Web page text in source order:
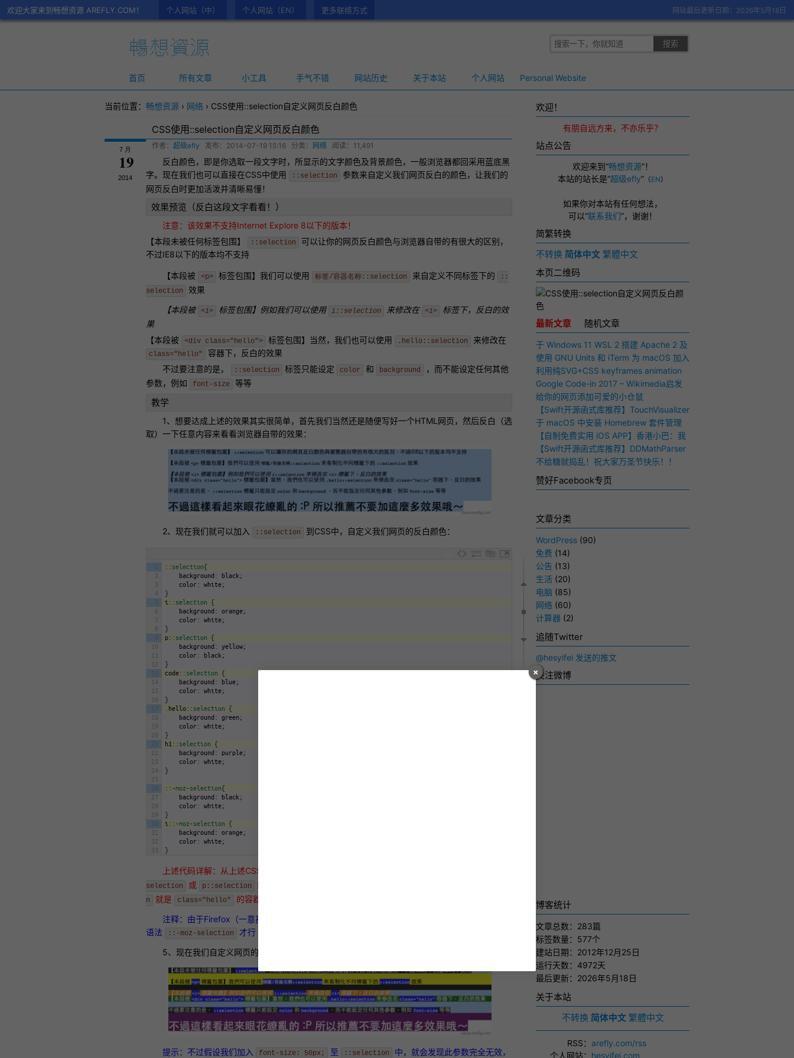
网站最后更新日期：2026年5月18日
欢迎大家来到畅想资源 AREFLY.COM！ 个人网站（中） 个人网站（EN） 更多联络方式
首页 所有文章 小工具 手气不错 网站历史 关于本站 个人网站 Personal Website
×
当前位置： 畅想资源 › 网络 › CSS使用::selection自定义网页反白颜色
CSS使用::selection自定义网页反白颜色
7 月
19
2014
作者： 超级efly 发布： 2014-07-19 15:16 分类： 网络 阅读：11,491
反白颜色，即是你选取一段文字时，所显示的文字颜色及背景颜色，一般浏览器都回采用蓝底黑
字。现在我们也可以直接在CSS中使用 ::selection 参数来自定义我们网页反白的颜色，让我们的
网页反白时更加活泼并清晰易懂！
效果预览（反白这段文字看看！）
注意：该效果不支持Internet Explore 8以下的版本！
【本段未被任何标签包围】
::selection
可以让你的网页反白颜色与浏览器自带的有很大的区别，
不过IE8以下的版本均不支持
【本段被 <p> 标签包围】我们可以使用 标签/容器名称::selection 来自定义不同标签下的
::
selection
效果
【本段被 <i> 标签包围】例如我们可以使用 i::selection 来修改在 <i>
标签下，反白的效
果
【本段被
<div class="hello"> 标签包围】当然，我们也可以使用 .hello::selection 来修改在
class="hello"
容器下，反白的效果
不过要注意的是，
::selection 标签只能设定 color 和 background
，而不能设定任何其他
参数，例如
font-size 等等
教学
1、想要达成上述的效果其实很简单，首先我们当然还是随便写好一个HTML网页，然后反白（选
取）一下任意内容来看看浏览器自带的效果：
2、现在我们就可以加入 ::selection 到CSS中，自定义我们网页的反白颜色：
2
3
4
5
6
7
8
9
10
12
13
14
15
16
17
18
19
20
21
22
23
24
25
26
27
28
29
30
31
32
33
37
38
39
42
: : selection{
background : black ;
color : white;
}
i : : selection
{
background : orange;
color : white;
}
p: : selection
{
background : yellow;
color : black ;
}
code: : selection
{
background : blue;
color : white;
}
hello: : selection
{
background : green ;
color : white;
}
h1 : : selection
{
background : purple;
color : white;
}
: : -moz-selection{
background : black ;
color : white;
}
i : : -moz-selection
{
background : orange;
color : white;
}
background: yellow;
color
black
}
code
{
background : blue
;
}
hello:: moz-selection {
color: white;
}
background: purple;
color: white;
上述代码详解：从上述CSS我们可以看到，
selection
或 p::selection 即是在
n
就是 class="hello"
的容器内的反白效果
注释：由于Firefox（一意孤行
语法
::-moz-selection
才行
5、现在我们自定义网页的反白颜色就完成啦！
提示：不过假设我们加入 font-size: 50px; 至 ::selection
中，就会发现此参数完全无效，
欢迎！
有朋自远方来，不亦乐乎？
站点公告
欢迎来到“畅想资源”！
本站的站长是“超级efly” （EN）
如果你对本站有任何想法，
可以“联系我们”， 谢谢！
简繁转换
不转换 简体中文 繁體中文
本页二维码
最新文章 随机文章
于 Windows 11 WSL 2 搭建 Apache 2 及
PHP 7 开发环境
使用 GNU Units 和 iTerm 为 macOS 加入
快捷多功能计算器
利用纯SVG+CSS keyframes animation
动画实现手写毛笔字（书法）效果
Google Code-in 2017 – Wikimedia启发
与感想
给你的网页添加可爱的小仓鼠
【Swift开源函式库推荐】TouchVisualizer
– 于屏幕上显示你所触摸的位置
于 macOS 中安装 Homebrew 套件管理
工具
【自制免费实用 iOS APP】香港小巴：我
要下车！
【Swift开源函式库推荐】DDMathParser
– 通过文字表达式（算式）计算结果
不给糖就捣乱！祝大家万圣节快乐！！
赞好Facebook专页
文章分类
WordPress (90)
免费 (14)
公告 (13)
生活 (20)
电脑 (85)
网络 (60)
计算器 (2)
追随Twitter
@hesyifei 发送的推文
关注微博
博客统计
文章总数：283篇
标签数量：577个
建站日期：2012年12月25日
运行天数：4972天
最后更新：2026年5月18日
关于本站
不转换 简体中文 繁體中文
RSS： arefly.com/rss
个人网站： hesyifei.com